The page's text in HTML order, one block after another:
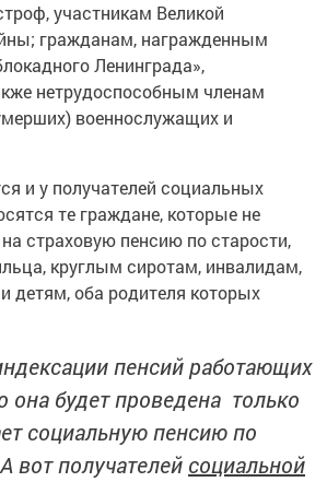
участникам Великой
гражданам, награжденным
Ленинграда»,
нетрудоспособным членам
военнослужащих и
и у получателей социальных
те граждане, которые не
страховую пенсию по старости,
круглым сиротам, инвалидам,
детям, оба родителя которых
пенсий работающих
она будет проведена только
социальную пенсию по
вот получателей социальной